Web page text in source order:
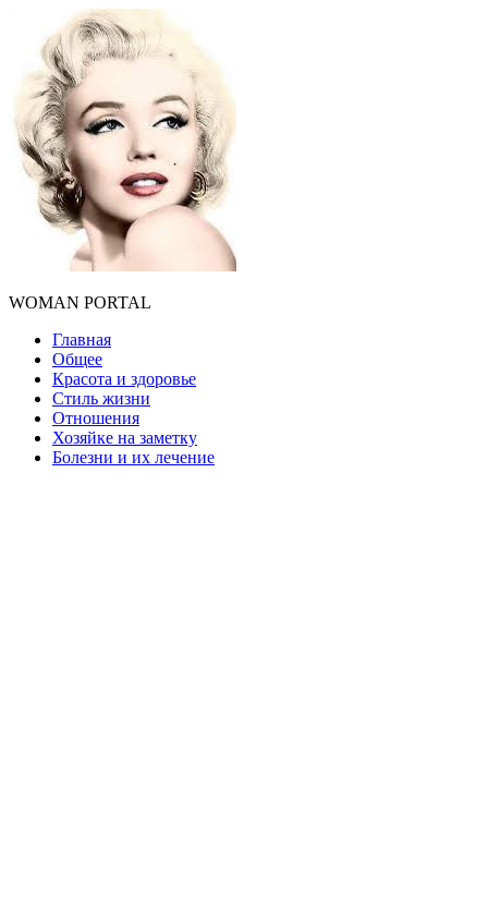
WOMAN PORTAL
Главная
Общее
Красота и здоровье
Стиль жизни
Отношения
Хозяйке на заметку
Болезни и их лечение